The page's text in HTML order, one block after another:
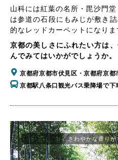
山科には紅葉の名所・毘沙門堂
は参道の石段にもみじが敷き
的なレッドカーペットになりま
京都の美しさにふれたい方は
んでみてはいかがでしょうか。
京都府京都市伏見区・京都府京都
京都駅八条口観光バス乗降場で下
さわやかな香り